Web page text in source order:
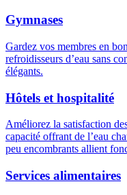
Gymnases
Gardez vos membres en
refroidisseurs d’eau sans
élégants.
Hôtels et hospitalité
Améliorez la satisfaction
capacité offrant de l’eau
peu encombrants allient
Services alimentaires